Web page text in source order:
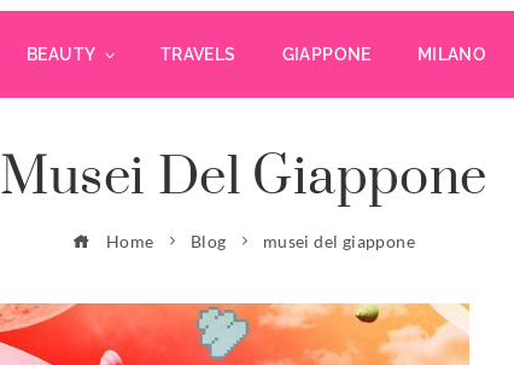
BEAUTY TRAVELS GIAPPONE MILANO
Musei Del Giappone
Home Blog musei del giappone